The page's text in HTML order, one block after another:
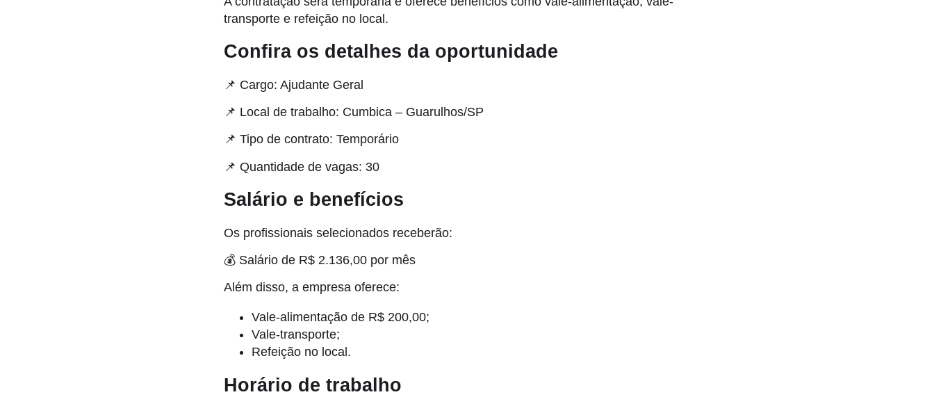
transporte e refeição no local.
Confira os detalhes da oportunidade
📌 Cargo: Ajudante Geral
📌 Local de trabalho: Cumbica – Guarulhos/SP
📌 Tipo de contrato: Temporário
📌 Quantidade de vagas: 30
Salário e benefícios
Os profissionais selecionados receberão:
💰 Salário de R$ 2.136,00 por mês
Além disso, a empresa oferece:
Vale-alimentação de R$ 200,00;
Vale-transporte;
Refeição no local.
Horário de trabalho